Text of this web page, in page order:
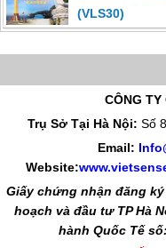
(VLS30)
CÔNG TY
Trụ Sở Tại Hà Nội: Số
Email:
Website:
Giấy chứng nhận đăng
hoạch và đầu tư TP Hà
hành Quốc Tế